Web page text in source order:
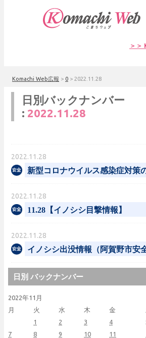
＞＞
Komachi Web広報 > 0 > 2022.11.28
日別バックナンバー
: 2022.11.28
2022.11.28
新型コロナウイルス感染症対策
2022.11.28
11.28【イノシシ目撃情報】
2022.11.28
イノシシ出没情報（阿賀野市安
日別 バックナンバー
2022年11月
月
火 水 木 金
1 2 3 4
7
8 9 10 11